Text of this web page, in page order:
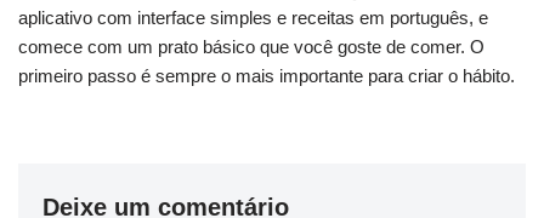
aplicativo com interface simples e receitas em português, e
comece com um prato básico que você goste de comer. O
primeiro passo é sempre o mais importante para criar o hábito.
Deixe um comentário